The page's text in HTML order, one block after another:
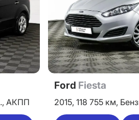
АКПП
Ford Fiesta
2015, 118 755 км,